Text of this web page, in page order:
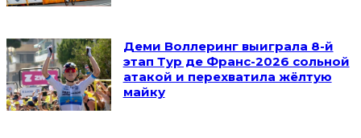
Деми Воллеринг выиграла 8-й
этап Тур де Франс-2026 сольной
атакой и перехватила жёлтую
майку